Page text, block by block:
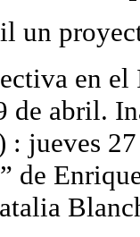
un
en
de abril.
: jueves
de